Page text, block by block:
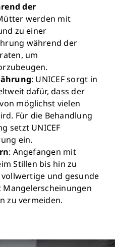
der
werden mit
zu einer
während der
um
: UNICEF sorgt in
dafür, dass der
möglichst vielen
Für die Behandlung
setzt UNICEF
ein.
: Angefangen mit
Stillen bis hin zu
und gesunde
zu vermeiden.